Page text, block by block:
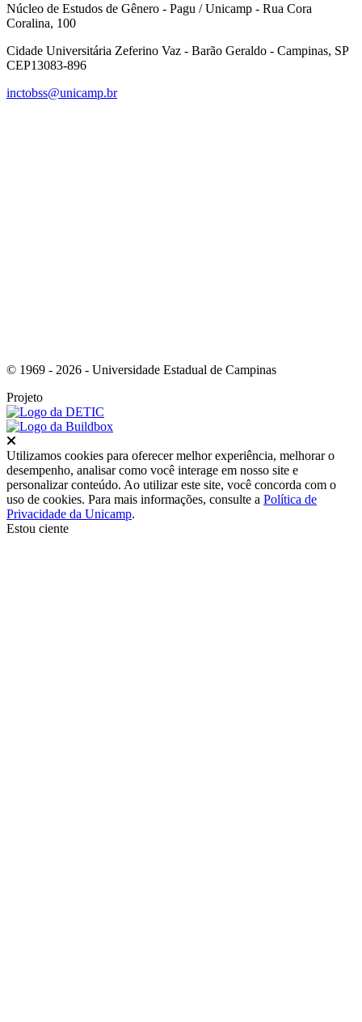
Núcleo de Estudos de Gênero - Pagu / Unicamp - Rua Cora
Coralina, 100
Cidade Universitária Zeferino Vaz - Barão Geraldo - Campinas, SP
CEP13083-896
inctobss@unicamp.br
© 1969 - 2026 - Universidade Estadual de Campinas
Projeto
Utilizamos cookies para oferecer melhor experiência, melhorar o
desempenho, analisar como você interage em nosso site e
personalizar conteúdo. Ao utilizar este site, você concorda com o
uso de cookies. Para mais informações, consulte a Política de
Privacidade da Unicamp.
Estou ciente